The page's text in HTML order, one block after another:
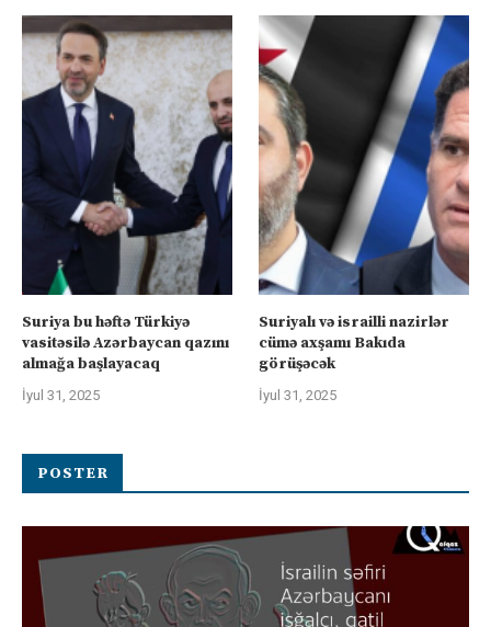
Suriya bu həftə Türkiyə
vasitəsilə Azərbaycan qazını
almağa başlayacaq
İyul 31, 2025
Suriyalı və israilli nazirlər
cümə axşamı Bakıda
görüşəcək
İyul 31, 2025
POSTER